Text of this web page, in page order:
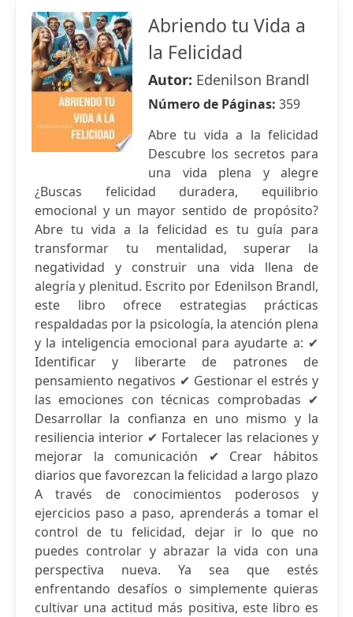
Abriendo tu Vida a
la Felicidad
Autor: Edenilson Brandl
Número de Páginas: 359
Abre tu vida a la felicidad
Descubre los secretos para
una vida plena y alegre
¿Buscas felicidad duradera, equilibrio
emocional y un mayor sentido de propósito?
Abre tu vida a la felicidad es tu guía para
transformar tu mentalidad, superar la
negatividad y construir una vida llena de
alegría y plenitud. Escrito por Edenilson Brandl,
este libro ofrece estrategias prácticas
respaldadas por la psicología, la atención plena
y la inteligencia emocional para ayudarte a: ✔
Identificar y liberarte de patrones de
pensamiento negativos ✔ Gestionar el estrés y
las emociones con técnicas comprobadas ✔
Desarrollar la confianza en uno mismo y la
resiliencia interior ✔ Fortalecer las relaciones y
mejorar la comunicación ✔ Crear hábitos
diarios que favorezcan la felicidad a largo plazo
A través de conocimientos poderosos y
ejercicios paso a paso, aprenderás a tomar el
control de tu felicidad, dejar ir lo que no
puedes controlar y abrazar la vida con una
perspectiva nueva. Ya sea que estés
enfrentando desafíos o simplemente quieras
cultivar una actitud más positiva, este libro es